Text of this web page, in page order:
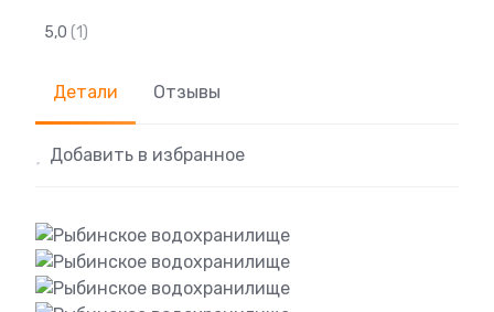
5,0 (1)
Детали Отзывы
Добавить в избранное